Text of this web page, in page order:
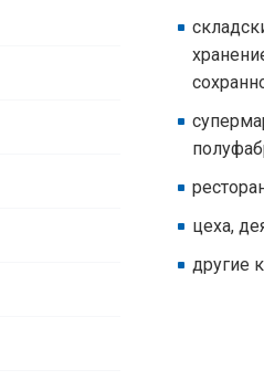
цеха,
другие